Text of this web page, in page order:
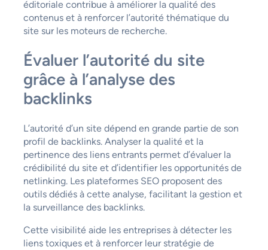
éditoriale contribue à améliorer la qualité des
contenus et à renforcer l’autorité thématique du
site sur les moteurs de recherche.
Évaluer l’autorité du site
grâce à l’analyse des
backlinks
L’autorité d’un site dépend en grande partie de son
profil de backlinks. Analyser la qualité et la
pertinence des liens entrants permet d’évaluer la
crédibilité du site et d’identifier les opportunités de
netlinking. Les plateformes SEO proposent des
outils dédiés à cette analyse, facilitant la gestion et
la surveillance des backlinks.
Cette visibilité aide les entreprises à détecter les
liens toxiques et à renforcer leur stratégie de